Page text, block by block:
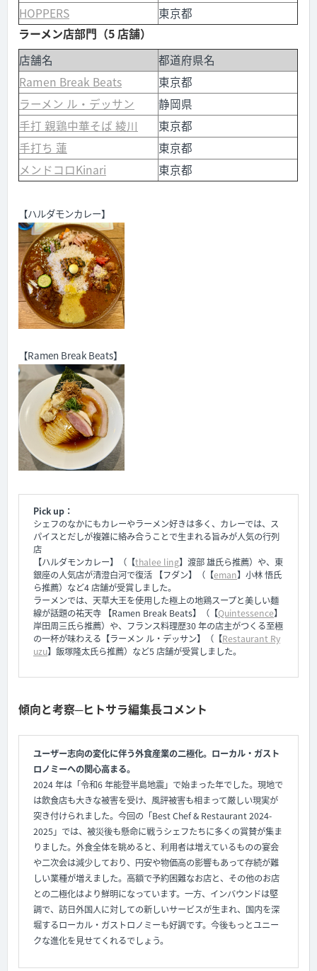
HOPPERS 東京都
ラーメン店部門（5 店舗）
店舗名
都道府県名
Ramen Break Beats
東京都
ラーメン ル・デッサン
静岡県
手打 親鶏中華そば 綾川
東京都
手打ち 蓮
東京都
メンドコロKinari
東京都
【ハルダモンカレー】
【Ramen Break Beats】
Pick up：
シェフのなかにもカレーやラーメン好きは多く、カレーでは、ス
パイスとだしが複雑に絡み合うことで生まれる旨みが人気の行列
店
【ハルダモンカレー】（【thalee ling】渡部 雄氏ら推薦）や、東
銀座の人気店が清澄白河で復活 【フダン】（【eman】小林 悟氏
ら推薦）など4 店舗が受賞しました。
ラーメンでは、天草大王を使用した極上の地鶏スープと美しい麺
線が話題の祐天寺 【Ramen Break Beats】（【Quintessence】
岸田周三氏ら推薦）や、フランス料理歴30 年の店主がつくる至極
の一杯が味わえる【ラーメン ル・デッサン】（【Restaurant Ry
uzu】飯塚隆太氏ら推薦）など5 店舗が受賞しました。
傾向と考察─ヒトサラ編集長コメント
ユーザー志向の変化に伴う外食産業の二極化。ローカル・ガスト
ロノミーへの関心高まる。
2024 年は「令和6 年能登半島地震」で始まった年でした。現地で
は飲食店も大きな被害を受け、風評被害も相まって厳しい現実が
突き付けられました。今回の「Best Chef & Restaurant 2024-
2025」では、被災後も懸命に戦うシェフたちに多くの賞賛が集ま
りました。外食全体を眺めると、利用者は増えているものの宴会
や二次会は減少しており、円安や物価高の影響もあって存続が難
しい業種が増えました。高額で予約困難なお店と、その他のお店
との二極化はより鮮明になっています。一方、インバウンドは堅
調で、訪日外国人に対しての新しいサービスが生まれ、国内を深
堀するローカル・ガストロノミーも好調です。今後もっとユニー
クな進化を見せてくれるでしょう。